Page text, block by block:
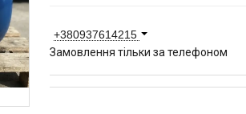
+380937614215
Замовлення тільки за телефоном